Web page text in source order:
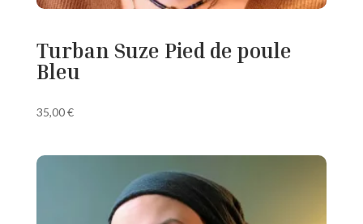
Turban Suze Pied de poule
Bleu
35,00€